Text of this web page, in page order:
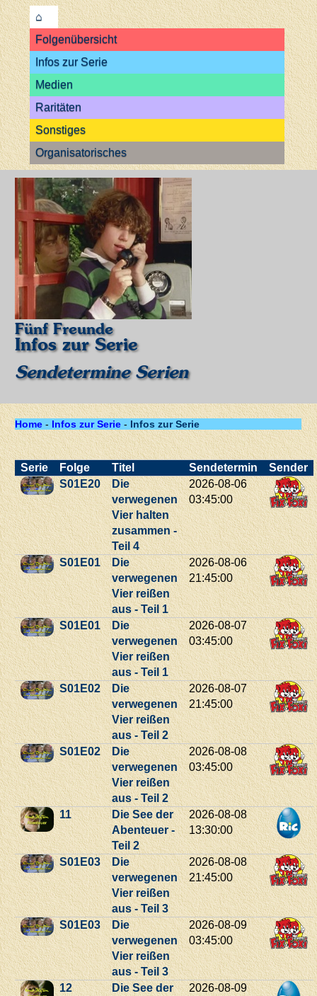
⌂
Folgenübersicht
Infos zur Serie
Medien
Raritäten
Sonstiges
Organisatorisches
Fünf Freunde
Infos zur Serie
Sendetermine Serien
Home - Infos zur Serie - Infos zur Serie
Serie Folge Titel Sendetermin
Sender
S01E20
Die
verwegenen
Vier halten
zusammen -
Teil 4
2026-08-06
03:45:00
S01E01
Die
verwegenen
Vier reißen
aus - Teil 1
2026-08-06
21:45:00
S01E01
Die
verwegenen
Vier reißen
aus - Teil 1
2026-08-07
03:45:00
S01E02
Die
verwegenen
Vier reißen
aus - Teil 2
2026-08-07
21:45:00
S01E02
Die
verwegenen
Vier reißen
aus - Teil 2
2026-08-08
03:45:00
11
Die See der
Abenteuer -
Teil 2
2026-08-08
13:30:00
S01E03
Die
verwegenen
Vier reißen
aus - Teil 3
2026-08-08
21:45:00
S01E03
Die
verwegenen
Vier reißen
aus - Teil 3
2026-08-09
03:45:00
12
Die See der
2026-08-09